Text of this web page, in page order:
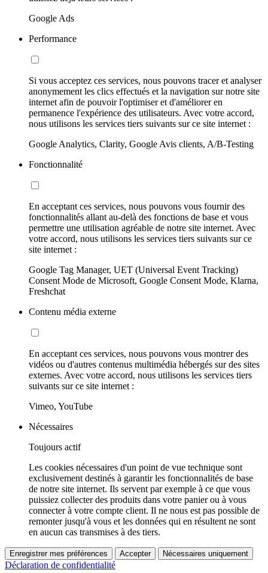
Google Ads
Performance
Si vous acceptez ces services, nous pouvons tracer et analyser
anonymement les clics effectués et la navigation sur notre site
internet afin de pouvoir l'optimiser et d'améliorer en
permanence l'expérience des utilisateurs. Avec votre accord,
nous utilisons les services tiers suivants sur ce site internet :
Google Analytics, Clarity, Google Avis clients, A/B-Testing
Fonctionnalité
En acceptant ces services, nous pouvons vous fournir des
fonctionnalités allant au-delà des fonctions de base et vous
permettre une utilisation agréable de notre site internet. Avec
votre accord, nous utilisons les services tiers suivants sur ce
site internet :
Google Tag Manager, UET (Universal Event Tracking)
Consent Mode de Microsoft, Google Consent Mode, Klarna,
Freshchat
Contenu média externe
En acceptant ces services, nous pouvons vous montrer des
vidéos ou d'autres contenus multimédia hébergés sur des sites
externes. Avec votre accord, nous utilisons les services tiers
suivants sur ce site internet :
Vimeo, YouTube
Nécessaires
Toujours actif
Les cookies nécessaires d'un point de vue technique sont
exclusivement destinés à garantir les fonctionnalités de base
de notre site internet. Ils servent par exemple à ce que vous
puissiez collecter des produits dans votre panier ou à vous
connecter à votre compte client. Il ne nous est pas possible de
remonter jusqu'à vous et les données qui en résultent ne sont
en aucun cas transmises à des tiers.
Enregistrer mes préférences Accepter Nécessaires uniquement
Déclaration de confidentialité